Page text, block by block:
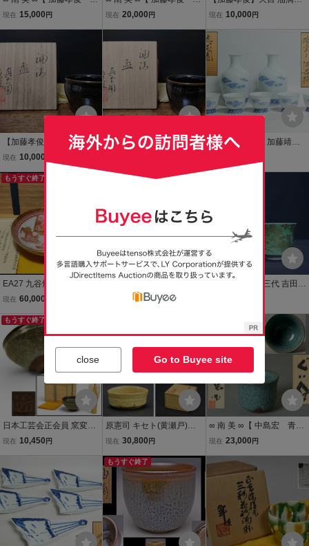
滴斑 酒盃 共箱・共布
現在 15,000 円
青磁 酒盃 共箱・共布
現在 20,000 円
ぐい呑 共箱 共布 真玉園
現在 10,000 円
【加藤孝俊】天目 油滴盃
ぐい呑 共箱 共布 真玉園
現在 10,000
【加藤孝俊】天目 油滴盃
080411 真玉園 加藤靖彦
作 瀬戸染付 瑞雲文 酒器揃
徳利 一対 盃 五客 共箱
もうすぐ終了
EA27 九谷焼 酒器 佐野窯
福島武山 作 酒盃 赤絵布袋
栞・共布・共箱 逸品
現在 60,000
送料無料
滴斑 徳利 ３本 共
盃 酒器
12,000円
九谷焼 錦山窯 三代 吉田美
もうすぐ終了
日本工芸会正会員 窯変米
色青瓷作家 峯岸勢晃 米色
4115pbhzN
現在 10,450 円
原憲司 キセト(黄瀬戸)盃
(ぐい呑 酒杯 酒盃)共箱 師
の第一人者 岐阜県美術館
買上 s26070306
現在 30,800 円
∞ 南 美 ∞【 中島宏 青
磁 ぐい呑 共箱・共布
間国宝 盃 酒器
現在 23,000 円
もうすぐ終了
close Go to Buyee site